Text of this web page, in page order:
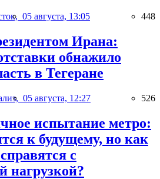
05 августа, 13:05 448
Ирана:
обнажило
в Тегеране
05 августа, 12:27 526
испытание метро:
к будущему, но как
с
нагрузкой?